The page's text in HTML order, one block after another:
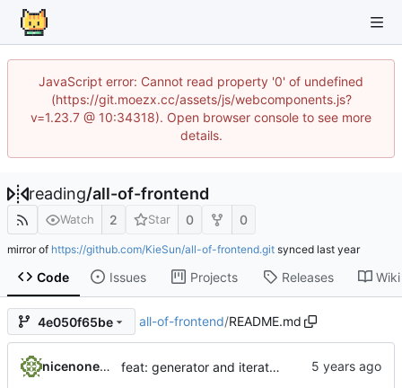
JavaScript error: Cannot read property '0' of undefined
(https://git.moezx.cc/assets/js/webcomponents.js?
v=1.23.7 @ 10:34318). Open browser console to see more
details.
reading/all-of-frontend
Watch 2 Star 0 0
mirror of https://github.com/KieSun/all-of-frontend.git synced
Code Issues Projects Releases Wiki
4e050f65be all-of-frontend/README.md
nicenonecb feat: generator and iterator